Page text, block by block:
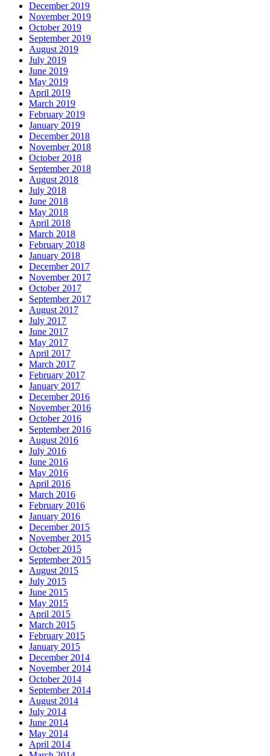
December 2019
November 2019
October 2019
September 2019
August 2019
July 2019
June 2019
May 2019
April 2019
March 2019
February 2019
January 2019
December 2018
November 2018
October 2018
September 2018
August 2018
July 2018
June 2018
May 2018
April 2018
March 2018
February 2018
January 2018
December 2017
November 2017
October 2017
September 2017
August 2017
July 2017
June 2017
May 2017
April 2017
March 2017
February 2017
January 2017
December 2016
November 2016
October 2016
September 2016
August 2016
July 2016
June 2016
May 2016
April 2016
March 2016
February 2016
January 2016
December 2015
November 2015
October 2015
September 2015
August 2015
July 2015
June 2015
May 2015
April 2015
March 2015
February 2015
January 2015
December 2014
November 2014
October 2014
September 2014
August 2014
July 2014
June 2014
May 2014
April 2014